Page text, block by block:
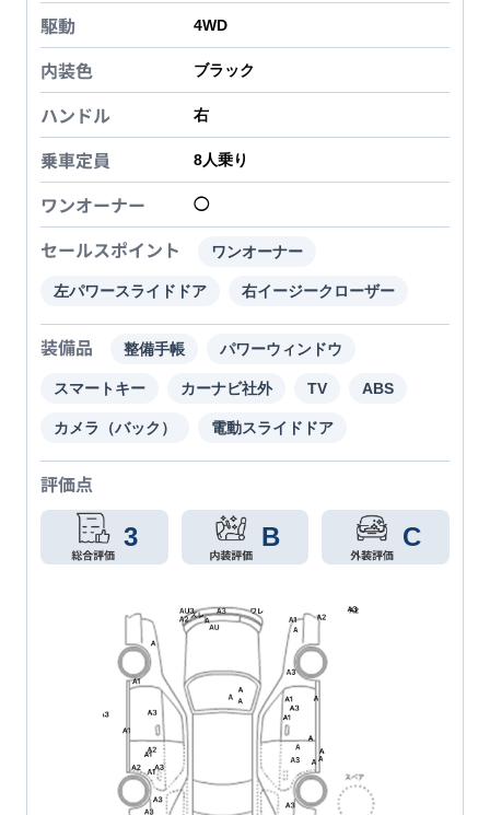
駆動 4WD
内装色 ブラック
ハンドル 右
乗車定員 8人乗り
ワンオーナー ◯
セールスポイント ワンオーナー
左パワースライドドア 右イージークローザー
装備品 整備手帳 パワーウィンドウ
スマートキー カーナビ社外 TV ABS
カメラ（バック） 電動スライドドア
評価点
3 B C